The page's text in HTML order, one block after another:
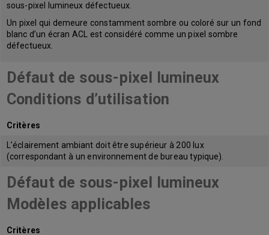
sous-pixel lumineux défectueux.
Un pixel qui demeure constamment sombre ou coloré sur un fond
blanc d’un écran ACL est considéré comme un pixel sombre
défectueux.
Défaut de sous-pixel lumineux
Conditions d’utilisation
Critères
L’éclairement ambiant doit être supérieur à 200 lux
(correspondant à un environnement de bureau typique).
Défaut de sous-pixel lumineux
Modèles applicables
Critères